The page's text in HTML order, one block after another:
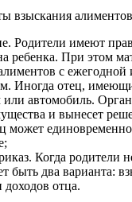
взыскания
Родители имеют
ребенка. При этом
с ежегодной
Иногда отец,
автомобиль.
и вынесет
может
Когда
быть два варианта:
доходов отца.